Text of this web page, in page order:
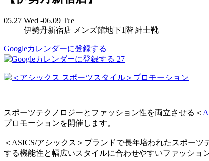
05.27 Wed -06.09 Tue
伊勢丹新宿店 メンズ館地下1階 紳士靴
Googleカレンダーに登録する
27
スポーツテクノロジーとファッション性を両立させる＜
プロモーションを開催します。
＜ASICS/アシックス＞ブランドで長年培われたスポー
する機能性と幅広いスタイルに合わせやすいファッショ